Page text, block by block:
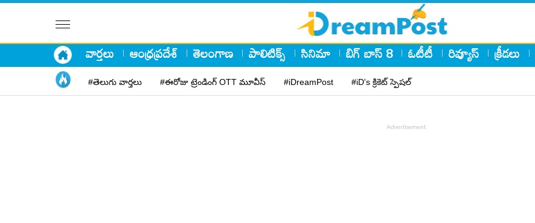
వార్తలు ఆంధ్రప్రదేశ్ తెలంగాణ పాలిటిక్స్ సినిమా బిగ్ బాస్ 8 ఓటీటీ రివ్యూస్ క్రీడలు
#తెలుగు వార్తలు #ఈరోజు ట్రెండింగ్ OTT మూవీస్ #iDreamPost #iD's క్రికెట్ స్పెషల్